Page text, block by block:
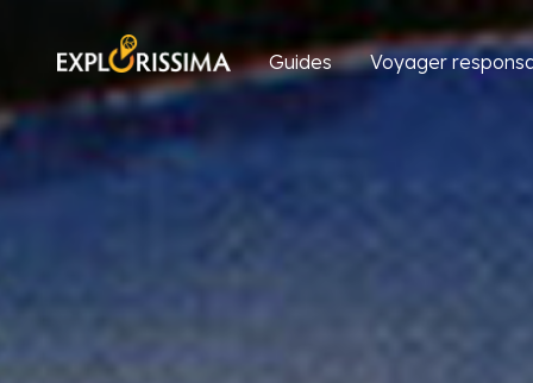
Guides Voyager